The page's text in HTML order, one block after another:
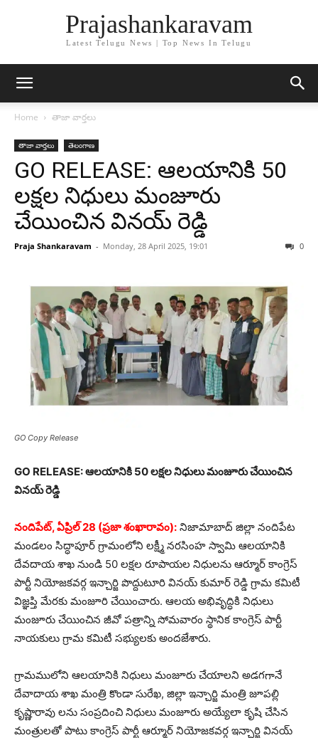
Prajashankaravam
Latest Telugu News | Top News In Telugu
Home తాజా వార్తలు
తాజా వార్తలు తెలంగాణ
GO RELEASE: ఆలయానికి 50
లక్షల నిధులు మంజూరు
చేయించిన వినయ్ రెడ్డి
Praja Shankaravam - Monday, 28 April 2025, 19:01 0
GO Copy Release
GO RELEASE: ఆలయానికి 50 లక్షల నిధులు మంజూరు చేయించిన
వినయ్ రెడ్డి
నందిపేట్, ఏప్రిల్ 28 (ప్రజా శంఖారావం): నిజామాబాద్ జిల్లా నందిపేట
మండలం సిద్ధాపూర్ గ్రామంలోని లక్ష్మీ నరసింహ స్వామి ఆలయానికి
దేవదాయ శాఖ నుండి 50 లక్షల రూపాయల నిధులను ఆర్మూర్ కాంగ్రెస్
పార్టీ నియోజకవర్గ ఇన్చార్జి పొద్దుటూరి వినయ్ కుమార్ రెడ్డి గ్రామ కమిటీ
విజ్ఞప్తి మేరకు మంజూరి చేయించారు. ఆలయ అభివృద్ధికి నిధులు
మంజూరు చేయించిన జీవో పత్రాన్ని సోమవారం స్థానిక కాంగ్రెస్ పార్టీ
నాయకులు గ్రామ కమిటీ సభ్యులకు అందజేశారు.
గ్రామములోని ఆలయానికి నిధులు మంజూరు చేయాలని అడగగానే
దేవాదాయ శాఖ మంత్రి కొండా సురేఖ, జిల్లా ఇన్చార్జి మంత్రి జూపల్లి
కృష్ణారావు లను సంప్రదించి నిధులు మంజూరు అయ్యేలా కృషి చేసిన
మంత్రులతో పాటు కాంగ్రెస్ పార్టీ ఆర్మూర్ నియోజకవర్గ ఇన్చార్జి వినయ్